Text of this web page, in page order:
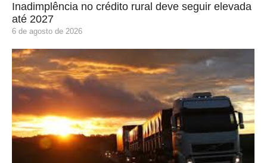
Inadimplência no crédito rural deve seguir elevada
até 2027
6 de agosto de 2026